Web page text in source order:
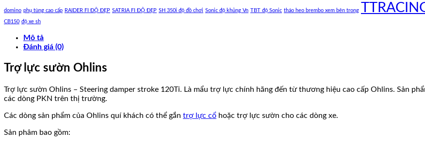
domino phụ tùng cao cấp RAIDER FI ĐỘ ĐẸP SATRIA FI ĐỘ ĐẸP SH 350i độ đồ chơi Sonic độ khủng Vn TBT độ Sonic tháo heo brembo xem bên trong
CB150 độ xe sh
Mô tả
Đánh giá (0)
Trợ lực sườn Ohlins
Trợ lực sườn Ohlins – Steering damper stroke 120Ti. Là mẩu trợ lực chính hãng đến từ thương hiệu cao cấp Ohlins. Sản
các dòng PKN trên thị trường.
Các dòng sản phẩm của Ohlins quí khách có thể gắn trợ lực cổ hoặc trợ lực sườn cho các dòng xe.
Sản phâm bao gồm: